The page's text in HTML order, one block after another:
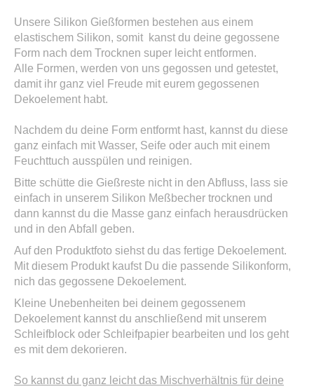
Unsere Silikon Gießformen bestehen aus einem
elastischem Silikon, somit kanst du deine gegossene
Form nach dem Trocknen super leicht entformen.
Alle Formen, werden von uns gegossen und getestet,
damit ihr ganz viel Freude mit eurem gegossenen
Dekoelement habt.
Nachdem du deine Form entformt hast, kannst du diese
ganz einfach mit Wasser, Seife oder auch mit einem
Feuchttuch ausspülen und reinigen.
Bitte schütte die Gießreste nicht in den Abfluss, lass sie
einfach in unserem Silikon Meßbecher trocknen und
dann kannst du die Masse ganz einfach herausdrücken
und in den Abfall geben.
Auf den Produktfoto siehst du das fertige Dekoelement.
Mit diesem Produkt kaufst Du die passende Silikonform,
nich das gegossene Dekoelement.
Kleine Unebenheiten bei deinem gegossenem
Dekoelement kannst du anschließend mit unserem
Schleifblock oder Schleifpapier bearbeiten und los geht
es mit dem dekorieren.
So kannst du ganz leicht das Mischverhältnis für deine